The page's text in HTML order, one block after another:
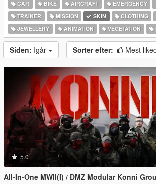
CAR BIKE AIRCRAFT EMERGENCY
TRAINER
MISSION SKIN CLOTHING
JEWELLERY
ANIMATION VEGETATION
Siden: Igår Sorter efter: Mest
5.0
All-In-One MWII(I) / DMZ Modular Konni Group Pack [Add-On